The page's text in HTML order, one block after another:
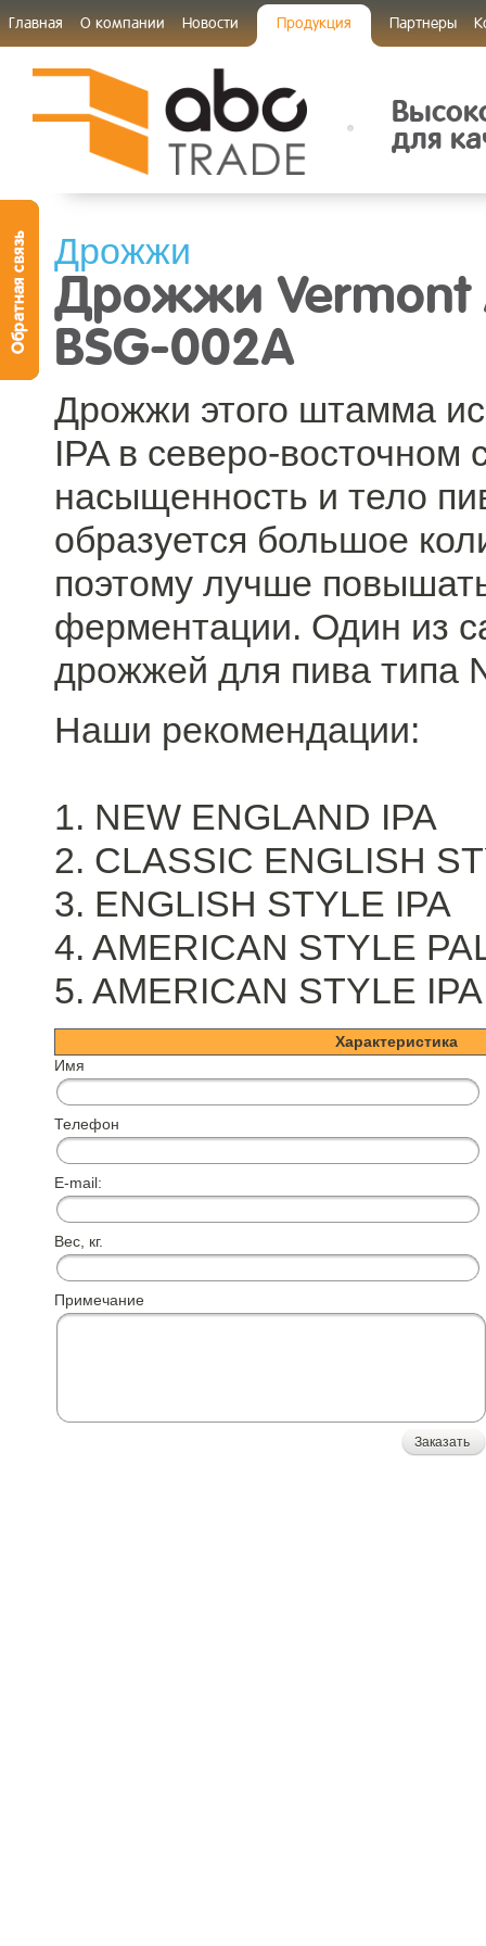
Главная О компании Новости Продукция Партнеры
для
Дрожжи
Дрожжи Vermont
BSG-002A
Дрожжи этого штамма
IPA в северо-
насыщенность и тело
образуется большое
поэтому лучше
ферментации. Один из
дрожжей для пива типа
Наши рекомендации:
1. NEW ENGLAND IPA
2. CLASSIC ENGLISH
3. ENGLISH STYLE IPA
4. AMERICAN STYLE
5. AMERICAN STYLE IPA
Характеристика
Имя
Телефон
E-mail:
Вес, кг.
Примечание
Заказать